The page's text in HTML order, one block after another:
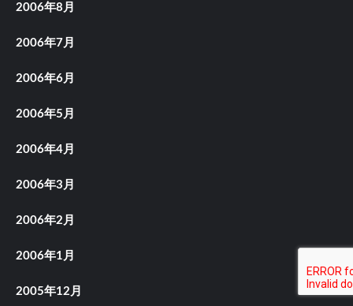
2006年8月
2006年7月
2006年6月
2006年5月
2006年4月
2006年3月
2006年2月
2006年1月
2005年12月